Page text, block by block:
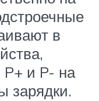
в
P+ и P- на
зарядки.